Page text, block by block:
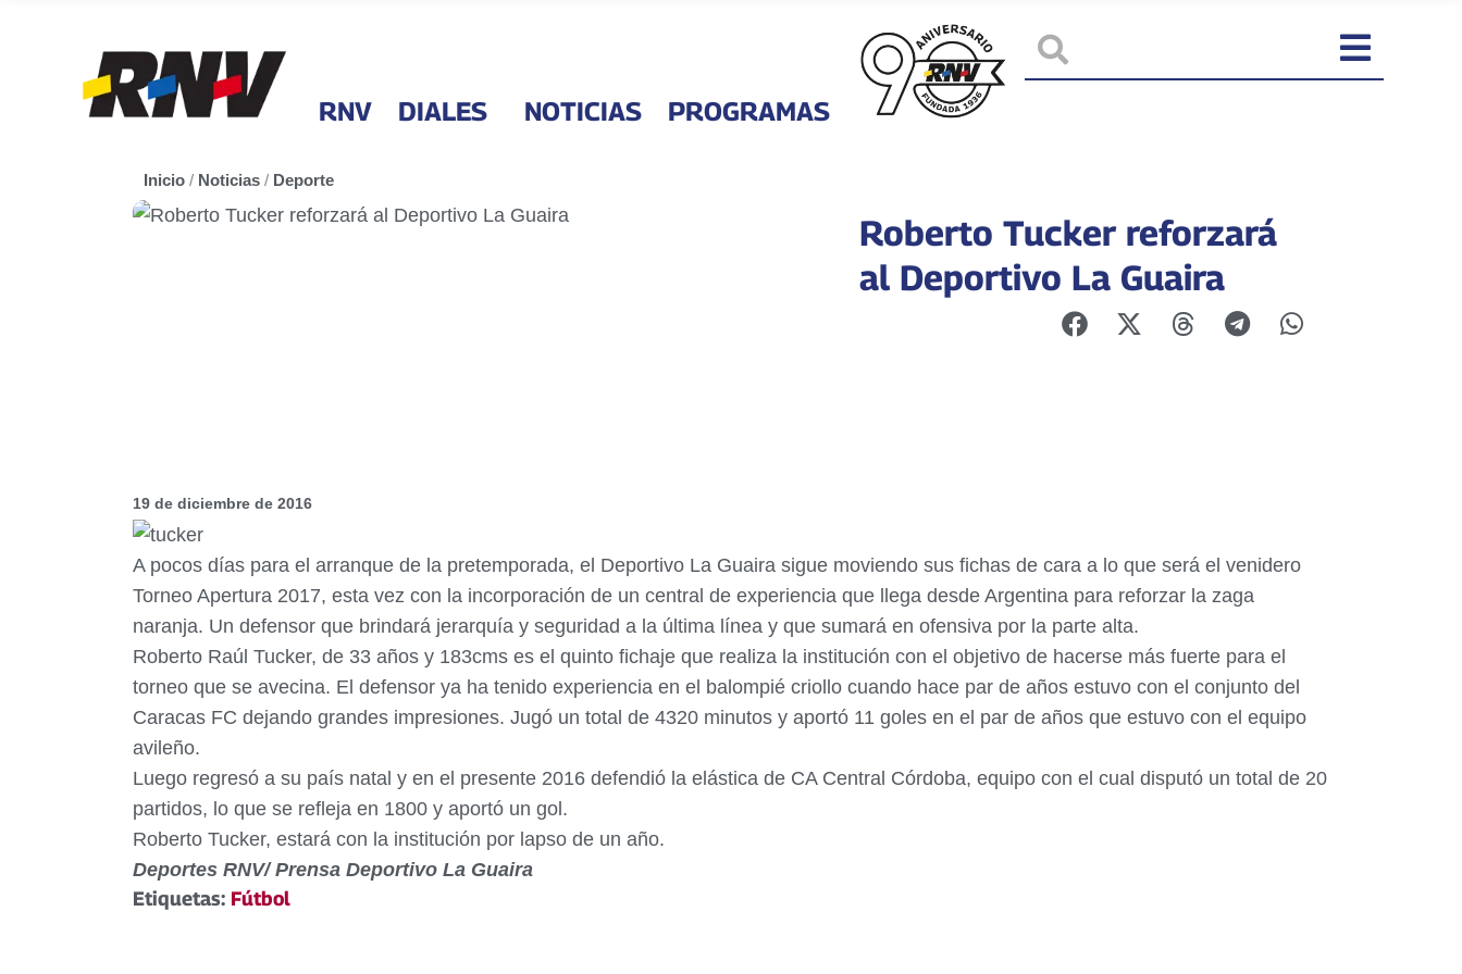
RNV DIALES NOTICIAS PROGRAMAS
Inicio / Noticias / Deporte
Roberto Tucker reforzará
al Deportivo La Guaira
19 de diciembre de 2016
A pocos días para el arranque de la pretemporada, el Deportivo La Guaira sigue moviendo sus fichas de cara a lo que será el venidero
Torneo Apertura 2017, esta vez con la incorporación de un central de experiencia que llega desde Argentina para reforzar la zaga
naranja. Un defensor que brindará jerarquía y seguridad a la última línea y que sumará en ofensiva por la parte alta.
Roberto Raúl Tucker, de 33 años y 183cms es el quinto fichaje que realiza la institución con el objetivo de hacerse más fuerte para el
torneo que se avecina. El defensor ya ha tenido experiencia en el balompié criollo cuando hace par de años estuvo con el conjunto del
Caracas FC dejando grandes impresiones. Jugó un total de 4320 minutos y aportó 11 goles en el par de años que estuvo con el equipo
avileño.
Luego regresó a su país natal y en el presente 2016 defendió la elástica de CA Central Córdoba, equipo con el cual disputó un total de 20
partidos, lo que se refleja en 1800 y aportó un gol.
Roberto Tucker, estará con la institución por lapso de un año.
Deportes RNV/ Prensa Deportivo La Guaira
Etiquetas: Fútbol